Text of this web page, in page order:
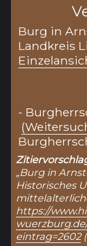
Burg in
Landkreis
-
„Burg in
Historisches
https://
eintrag=2602